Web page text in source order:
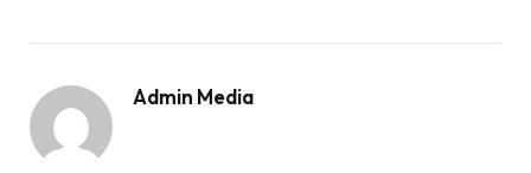
Admin Media